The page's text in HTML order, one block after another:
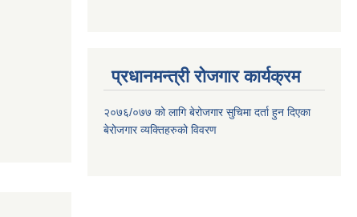
प्रधानमन्त्री रोजगार कार्यक्रम
२०७६/०७७ को लागि बेरोजगार सुचिमा दर्ता हुन दिएका
बेरोजगार व्यक्तिहरुको विवरण